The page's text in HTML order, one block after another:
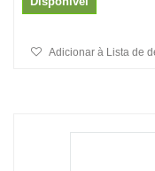
Adicionar à Lista de